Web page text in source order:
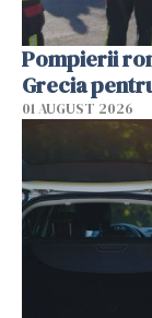
Pompierii
Grecia
01 AUGUST 2026